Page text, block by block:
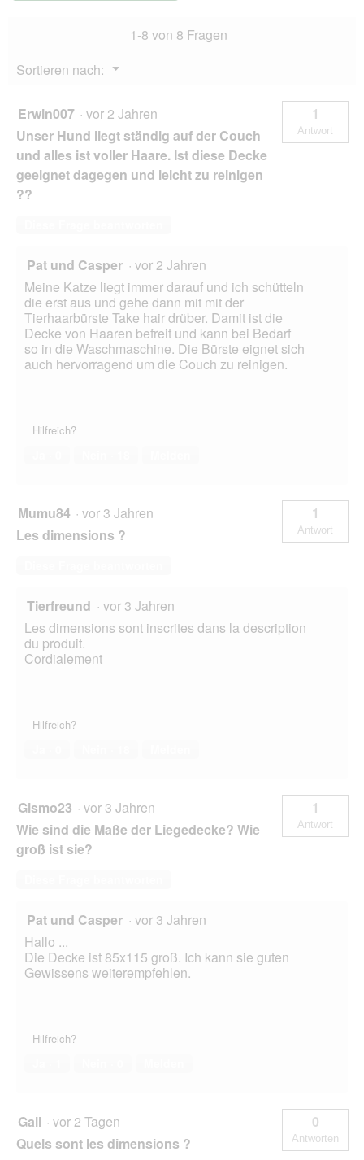
1-8 von 8 Fragen
Sortieren nach:
▼
Menü
Erwin007 · vor 2 Jahren
Unser Hund liegt ständig auf der Couch
und alles ist voller Haare. Ist diese Decke
geeignet dagegen und leicht zu reinigen
??
1
Antwort
Pat und Casper · vor 2 Jahren
Meine Katze liegt immer darauf und ich schütteln
die erst aus und gehe dann mit mit der
Tierhaarbürste Take hair drüber. Damit ist die
Decke von Haaren befreit und kann bei Bedarf
so in die Waschmaschine. Die Bürste eignet sich
auch hervorragend um die Couch zu reinigen.
Hilfreich?
Mumu84 · vor 3 Jahren
Les dimensions ?
1
Antwort
Tierfreund · vor 3 Jahren
Les dimensions sont inscrites dans la description
du produit.
Cordialement
Hilfreich?
Gismo23 · vor 3 Jahren
Wie sind die Maße der Liegedecke? Wie
groß ist sie?
1
Antwort
Pat und Casper · vor 3 Jahren
Hallo ...
Die Decke ist 85x115 groß. Ich kann sie guten
Gewissens weiterempfehlen.
Hilfreich?
Gali · vor 2 Tagen
Quels sont les dimensions ?
0
Antworten